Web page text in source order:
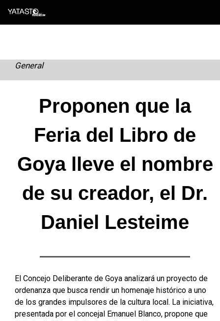
Skip
General
Proponen que la
Feria del Libro de
Goya lleve el nombre
de su creador, el Dr.
Daniel Lesteime
El Concejo Deliberante de Goya analizará un proyecto de
ordenanza que busca rendir un homenaje histórico a uno
de los grandes impulsores de la cultura local. La iniciativa,
presentada por el concejal Emanuel Blanco, propone que